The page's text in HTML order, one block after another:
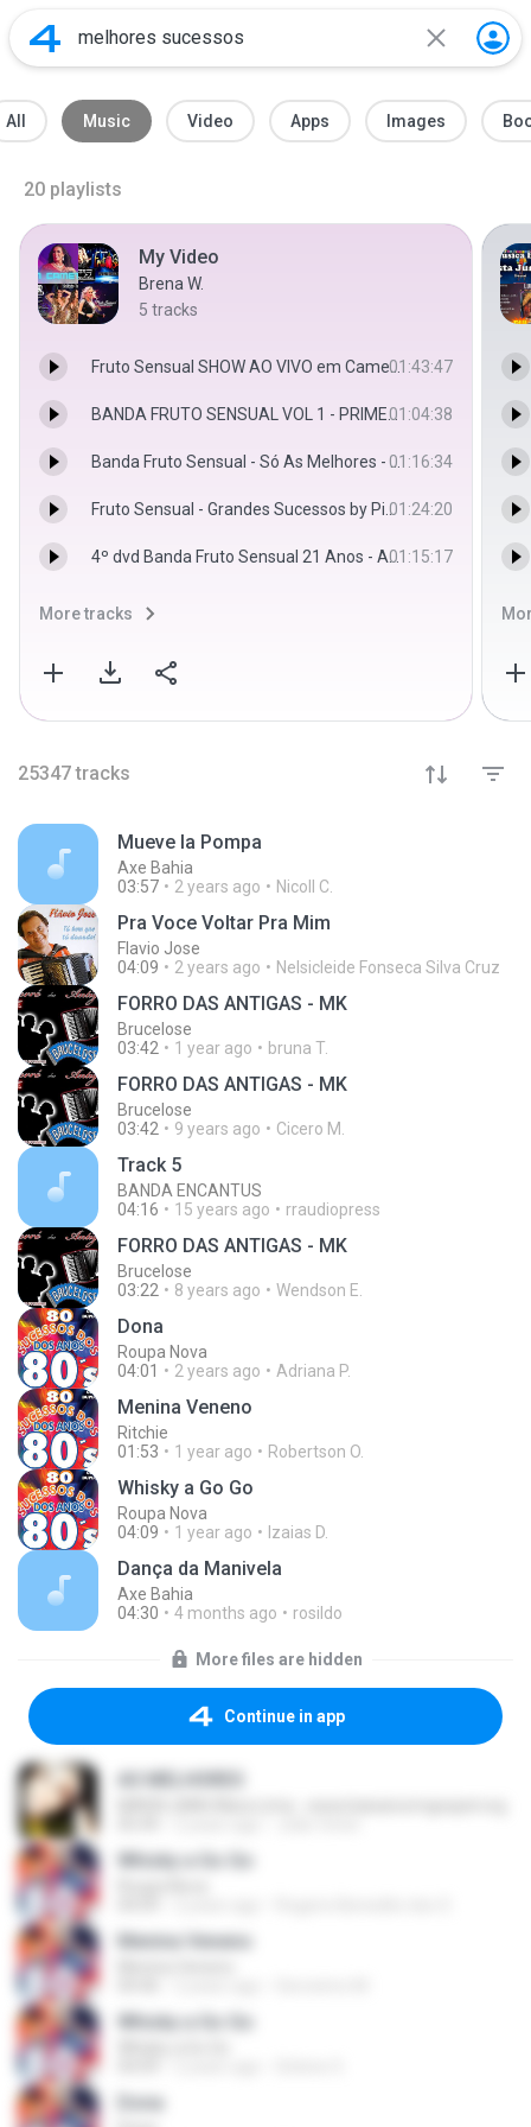
All Music Video Apps Images
20 playlists
My Video
Brena W.
5 tracks
Fruto Sensual SHOW AO VIVO em Cametá - Valéria Paiva01:43:47
BANDA FRUTO SENSUAL VOL 1 - PRIMEIRO CD AO VIVO (( MARCANTE )) - FREQUÊNCIA AMAZÔNIA OFFICIAL01:04:38
Banda Fruto Sensual - Só As Melhores - dd 01:16:34
Fruto Sensual - Grandes Sucessos by Pierre Cupidon @PierreCupidon - Pierre Cupidon 01:24:20
4º dvd Banda Fruto Sensual 21 Anos - Aqui Tem Calypso Oficial01:15:17
More tracks
25347 tracks
Mueve la Pompa
Axe Bahia
03:57
2 years ago Nicoll C.
Pra Voce Voltar Pra Mim
Flavio Jose
04:09
2 years ago Nelsicleide Fonseca Silva Cruz
FORRO DAS ANTIGAS - MK
Brucelose
03:42
1 year ago bruna T.
FORRO DAS ANTIGAS - MK
Brucelose
03:42
9 years ago Cicero M.
Track 5
BANDA ENCANTUS
04:16
15 years ago rraudiopress
FORRO DAS ANTIGAS - MK
Brucelose
03:22
8 years ago Wendson E.
Dona
Roupa Nova
04:01
2 years ago Adriana P.
Menina Veneno
Ritchie
01:53
1 year ago Robertson O.
Whisky a Go Go
Roupa Nova
04:09
1 year ago Izaias D.
Dança da Manivela
Axe Bahia
04:30
4 months ago rosildo
More files are hidden
Continue in app
Whisky a Go Go
Menina Veneno
Whisky a Go Go
Dona